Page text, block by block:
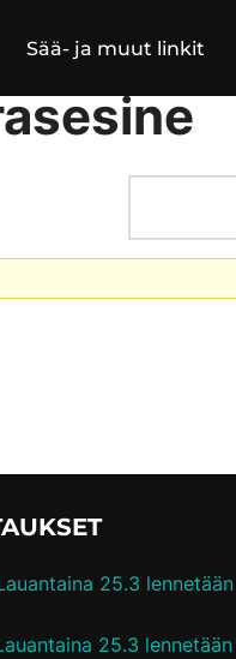
Sää- ja muut linkit
25.3 lennetään
25.3 lennetään